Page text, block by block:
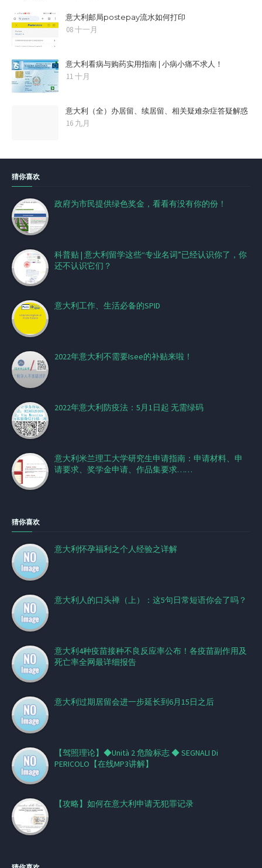
意大利邮局postepay流水如何打印
08 十一月
意大利看病与购药实用指南 | 小病小痛不求人！
11 十月
意大利（全）办居留、续居留、相关疑难杂症答疑解惑
16 九月
猜你喜欢
政府为市民提供绿色奖金，看看有没有你的份！
科普贴 | 意大利留学这些“专业名词”已经认识你了，你
还不认识它们？
意大利工作、生活必备的SPID
2022年意大利不需要Isee的补贴来啦！
2022年意大利防疫法：5月1日起 无需绿码
意大利米兰理工大学研究生申请指南：申请材料、申
请要求、奖学金申请、作品集要求……
猜你喜欢
意大利怀孕福利之个人经验之详解
意大利人的口头禅（上）：这5句日常短语你会了吗？
意大利4种疫苗接种不良反应率公布！各疫苗副作用及
死亡率全网最详细报告
意大利过期居留会进一步延长到6月15日之后
【驾照理论】◆Unità 2 危险标志 ◆ SEGNALI Di
PERICOLO【在线MP3讲解】
【攻略】如何在意大利申请无犯罪记录